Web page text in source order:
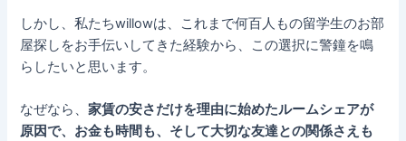
しかし、私たちwillowは、これまで何百人もの留学生のお部
屋探しをお手伝いしてきた経験から、この選択に警鐘を鳴
らしたいと思います。
なぜなら、家賃の安さだけを理由に始めたルームシェアが
原因で、お金も時間も、そして大切な友達との関係さえも